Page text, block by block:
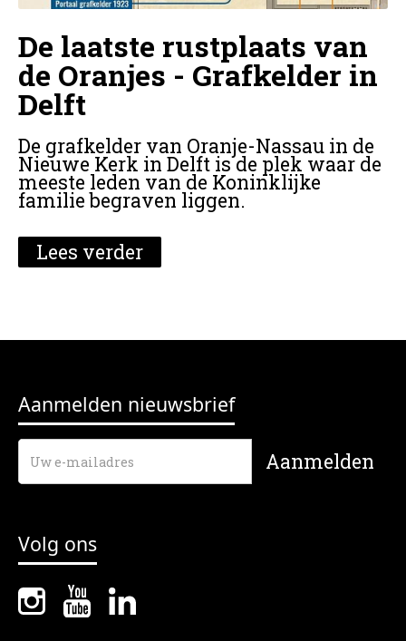
De laatste rustplaats van
de Oranjes - Grafkelder in
Delft
De grafkelder van Oranje-Nassau in de
Nieuwe Kerk in Delft is de plek waar de
meeste leden van de Koninklijke
familie begraven liggen.
Lees verder
Aanmelden nieuwsbrief
Volg ons